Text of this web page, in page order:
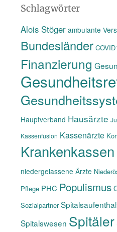
www
Schlagwörter
Alois Stöger ambulante
Bundesländer
Finanzierung
Hauptverband Hausärzte
Kassenfusion Kassenärzte
Krankenkassen
niedergelassene Ärzte
Pflege PHC Populismus
Sozialpartner
Spitalswesen Spitäler